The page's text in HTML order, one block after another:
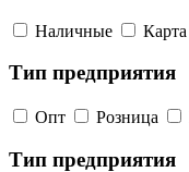
Наличные Карта
Тип предприятия
Опт Розница
Тип предприятия